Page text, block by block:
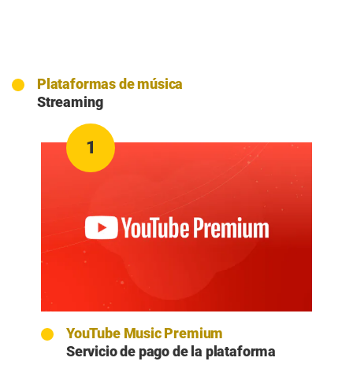
Plataformas de música
Streaming
1
YouTube Music Premium
Servicio de pago de la plataforma